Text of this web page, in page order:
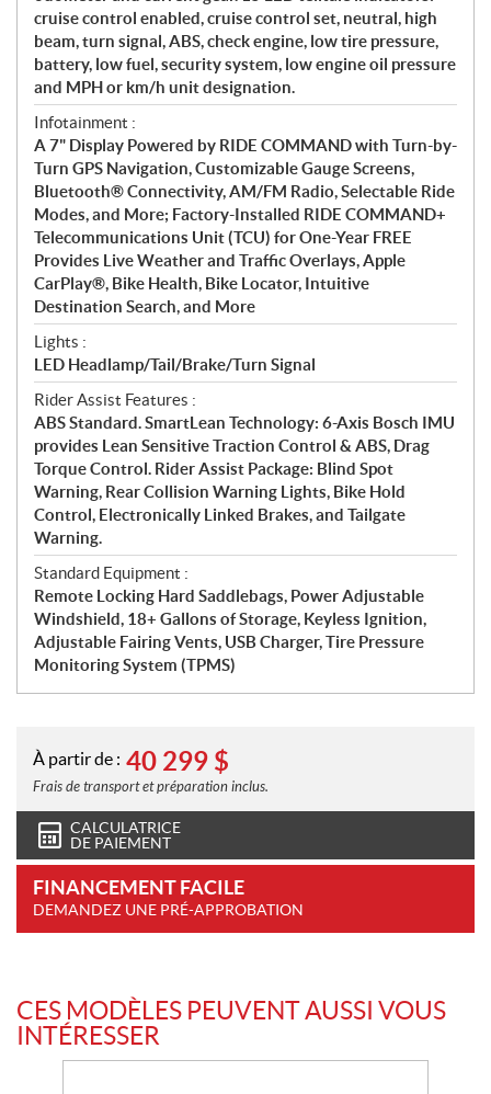
cruise control enabled, cruise control set, neutral, high
beam, turn signal, ABS, check engine, low tire pressure,
battery, low fuel, security system, low engine oil pressure
and MPH or km/h unit designation.
Infotainment :
A 7" Display Powered by RIDE COMMAND with Turn-by-
Turn GPS Navigation, Customizable Gauge Screens,
Bluetooth® Connectivity, AM/FM Radio, Selectable Ride
Modes, and More; Factory-Installed RIDE COMMAND+
Telecommunications Unit (TCU) for One-Year FREE
Provides Live Weather and Traffic Overlays, Apple
CarPlay®, Bike Health, Bike Locator, Intuitive
Destination Search, and More
Lights :
LED Headlamp/Tail/Brake/Turn Signal
Rider Assist Features :
ABS Standard. SmartLean Technology: 6-Axis Bosch IMU
provides Lean Sensitive Traction Control & ABS, Drag
Torque Control. Rider Assist Package: Blind Spot
Warning, Rear Collision Warning Lights, Bike Hold
Control, Electronically Linked Brakes, and Tailgate
Warning.
Standard Equipment :
Remote Locking Hard Saddlebags, Power Adjustable
Windshield, 18+ Gallons of Storage, Keyless Ignition,
Adjustable Fairing Vents, USB Charger, Tire Pressure
Monitoring System (TPMS)
À partir de : 40 299 $
Frais de transport et préparation inclus.
CALCULATRICE
DE PAIEMENT
FINANCEMENT FACILE
DEMANDEZ UNE PRÉ-APPROBATION
CES MODÈLES PEUVENT AUSSI VOUS
INTÉRESSER